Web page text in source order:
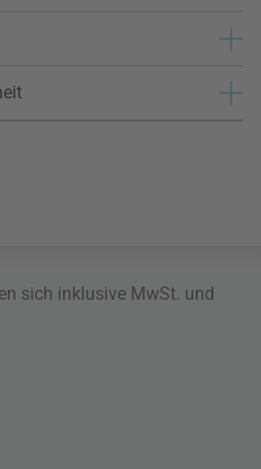
sich inklusive MwSt. und